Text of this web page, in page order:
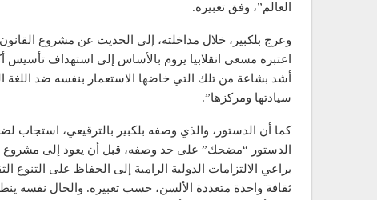
العالم”، وفق تعبيره.
وعرج بلكبير، خلال مداخلته، إلى الحديث عن مشروع
اعتبره مسعى انقلابيا يروم بالأساس إلى استهداف
أشد بشاعة من تلك التي خاضها الاستعمار بنفسه ضد
سيادتها ومركزها”.
كما أن الدستور، والذي وصفه بلكبير بالترقيعي، استجاب
الدستور “مضحك” على حد وصفه، قبل أن يعود إلى مشروع
يراعي الالتزامات الدولية الرامية إلى الحفاظ على
ثقافة واحدة متعددة الألسن، حسب تعبيره. والحال نفسه